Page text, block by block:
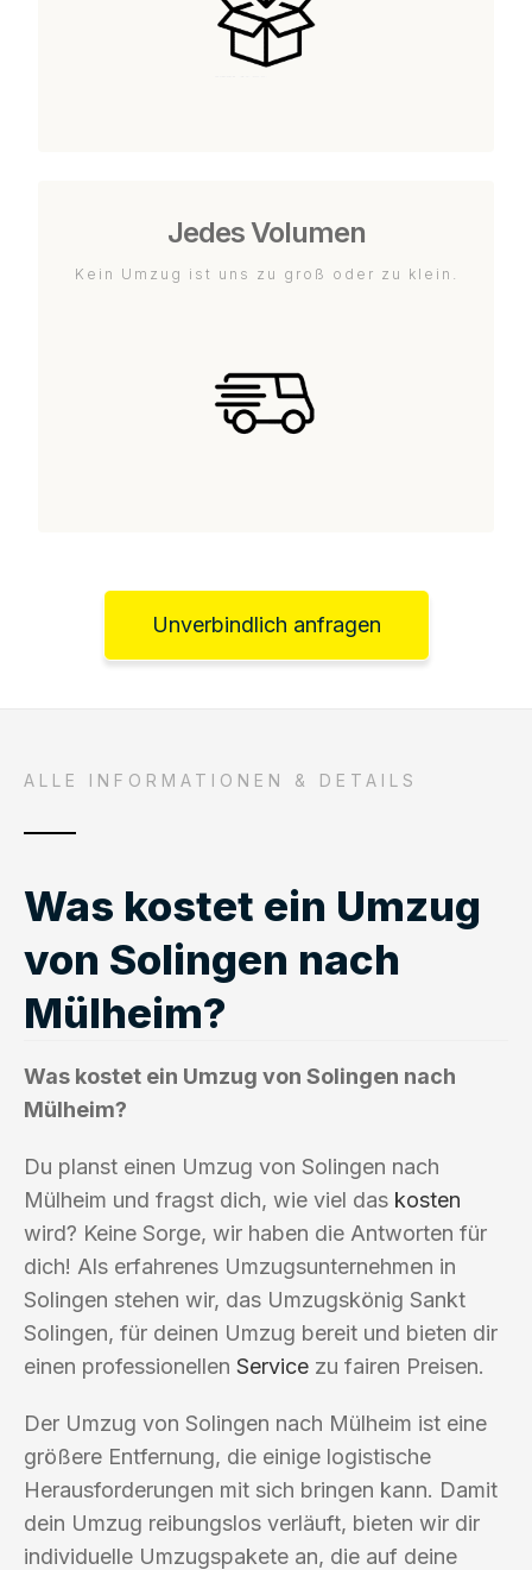
Jedes Volumen
Kein Umzug ist uns zu groß oder zu klein.
Unverbindlich anfragen
ALLE INFORMATIONEN & DETAILS
Was kostet ein Umzug
von Solingen nach
Mülheim?
Was kostet ein Umzug von Solingen nach
Mülheim?
Du planst einen Umzug von Solingen nach
Mülheim und fragst dich, wie viel das kosten
wird? Keine Sorge, wir haben die Antworten für
dich! Als erfahrenes Umzugsunternehmen in
Solingen stehen wir, das Umzugskönig Sankt
Solingen, für deinen Umzug bereit und bieten dir
einen professionellen Service zu fairen Preisen.
Der Umzug von Solingen nach Mülheim ist eine
größere Entfernung, die einige logistische
Herausforderungen mit sich bringen kann. Damit
dein Umzug reibungslos verläuft, bieten wir dir
individuelle Umzugspakete an, die auf deine